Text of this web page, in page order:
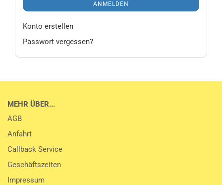
ANMELDEN
Konto erstellen
Passwort vergessen?
MEHR ÜBER...
AGB
Anfahrt
Callback Service
Geschäftszeiten
Impressum